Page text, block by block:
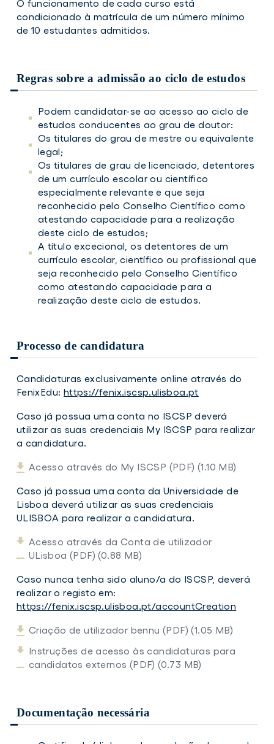
O funcionamento de cada curso está
condicionado à matrícula de um número mínimo
de 10 estudantes admitidos.
Regras sobre a admissão ao ciclo de estudos
Podem candidatar-se ao acesso ao ciclo de
estudos conducentes ao grau de doutor:
Os titulares do grau de mestre ou equivalente
legal;
Os titulares de grau de licenciado, detentores
de um currículo escolar ou científico
especialmente relevante e que seja
reconhecido pelo Conselho Científico como
atestando capacidade para a realização
deste ciclo de estudos;
A título excecional, os detentores de um
currículo escolar, científico ou profissional que
seja reconhecido pelo Conselho Científico
como atestando capacidade para a
realização deste ciclo de estudos.
Processo de candidatura
Candidaturas exclusivamente online através do
FenixEdu: https://fenix.iscsp.ulisboa.pt
Caso já possua uma conta no ISCSP deverá
utilizar as suas credenciais My ISCSP para realizar
a candidatura.
Acesso através do My ISCSP (PDF) (1.10 MB)
Caso já possua uma conta da Universidade de
Lisboa deverá utilizar as suas credenciais
ULISBOA para realizar a candidatura.
Acesso através da Conta de utilizador
ULisboa (PDF) (0.88 MB)
Caso nunca tenha sido aluno/a do ISCSP, deverá
realizar o registo em:
https://fenix.iscsp.ulisboa.pt/accountCreation
Criação de utilizador bennu (PDF) (1.05 MB)
Instruções de acesso às candidaturas para
candidatos externos (PDF) (0.73 MB)
Documentação necessária